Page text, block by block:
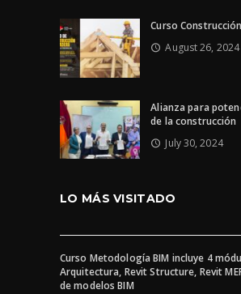
Curso
August 26, 2024
Alianza para
de la construcción
July 30, 2024
LO MÁS VISITADO
Curso Metodología BIM incluye 4
Arquitectura, Revit Structure, Revit
de modelos BIM